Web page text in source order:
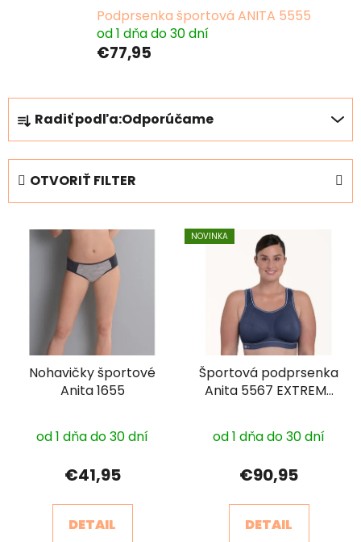
Podprsenka športová ANITA 5555
od 1 dňa do 30 dní
€77,95
R
a
d
e
n
Radiť podľa:Odporúčame
OTVORIŤ FILTER
Nohavičky športové
Anita 1655
od 1 dňa do 30 dní
€41,95
DETAIL
NOVINKA
Športová podprsenka
Anita 5567 EXTREME
od 1 dňa do 30 dní
€90,95
DETAIL